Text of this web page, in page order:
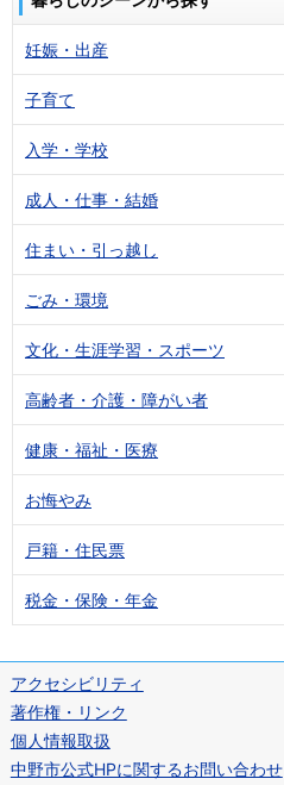
妊娠・出産
子育て
入学・学校
成人・仕事・結婚
住まい・引っ越し
ごみ・環境
文化・生涯学習・スポーツ
高齢者・介護・障がい者
健康・福祉・医療
お悔やみ
戸籍・住民票
税金・保険・年金
アクセシビリティ
著作権・リンク
個人情報取扱
中野市公式HPに関するお問い合わせ